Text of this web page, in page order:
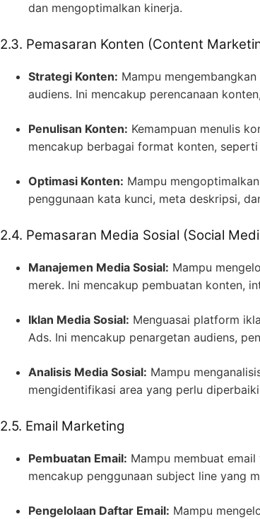
dan mengoptimalkan kinerja.
2.3. Pemasaran Konten (Content
Strategi Konten: Mampu
audiens. Ini mencakup perencanaan
Penulisan Konten: Kemampuan menulis
mencakup berbagai format konten,
Optimasi Konten: Mampu
penggunaan kata kunci, meta deskripsi,
2.4. Pemasaran Media Sosial (Social
Manajemen Media Sosial: Mampu
merek. Ini mencakup pembuatan konten,
Iklan Media Sosial: Menguasai platform
Ads. Ini mencakup penargetan audiens,
Analisis Media Sosial: Mampu
mengidentifikasi area yang perlu
2.5. Email Marketing
Pembuatan Email: Mampu membuat
mencakup penggunaan subject line yang
Pengelolaan Daftar Email: Mampu